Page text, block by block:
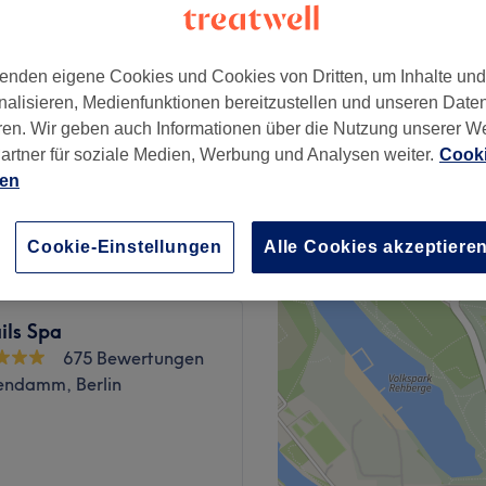
Berlin
Spa
675 Bewertungen
Berlin
−
eigene Cookies und Cookies von Dritten, um Inhalte
Medienfunktionen bereitzustellen und unseren
Wir geben auch Informationen über die Nutzung unserer
für soziale Medien, Werbung und Analysen weiter.
Cookie-Einstellungen Alle Cookies akzeptieren